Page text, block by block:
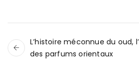
L’histoire méconnue du oud,
des parfums orientaux